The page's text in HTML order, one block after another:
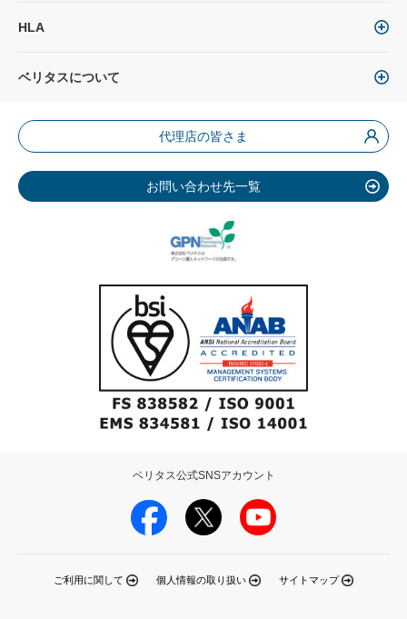
HLA
ベリタスについて
代理店の皆さま
お問い合わせ先一覧
ご利用に関して 個人情報の取り扱い サイトマップ
ベリタス公式SNSアカウント